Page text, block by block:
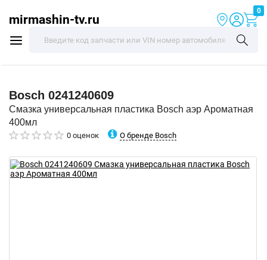
mirmashin-tv.ru
0
Bosch 0241240609
Смазка универсальная пластика Bosch аэр Ароматная
400мл
0 оценок О бренде Bosch